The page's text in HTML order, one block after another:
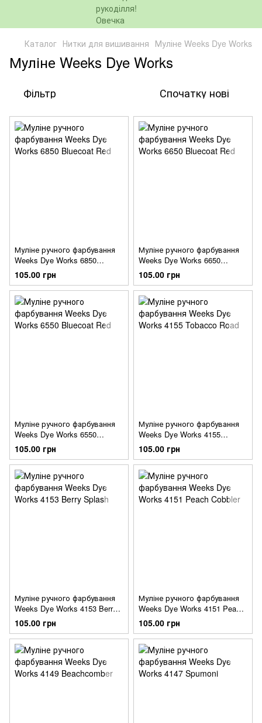
Каталог Нитки для вишивання Муліне Weeks Dye Works
Муліне Weeks Dye Works
Фільтр Спочатку нові
Муліне ручного фарбування
Weeks Dye Works 6850
Bluecoat Red
105.00 грн
Муліне ручного фарбування
Weeks Dye Works 6650
Bluecoat Red
105.00 грн
Муліне ручного фарбування
Weeks Dye Works 6550
Bluecoat Red
105.00 грн
Муліне ручного фарбування
Weeks Dye Works 4155
Tobacco Road
105.00 грн
Муліне ручного фарбування
Weeks Dye Works 4153 Berry
Splash
105.00 грн
Муліне ручного фарбування
Weeks Dye Works 4151 Peach
Cobbler
105.00 грн